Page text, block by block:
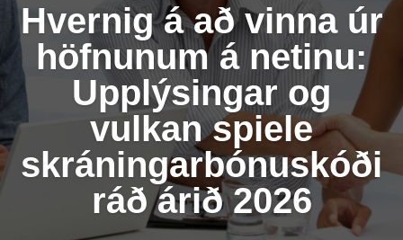
Hvernig á að vinna úr
höfnunum á netinu:
Upplýsingar og
vulkan spiele
skráningarbónuskóði
ráð árið 2026